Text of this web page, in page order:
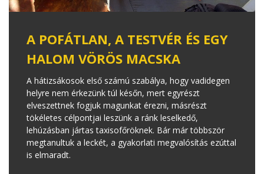
A POFÁTLAN, A TESTVÉR ÉS EGY
HALOM VÖRÖS MACSKA
A hátizsákosok első számú szabálya, hogy vadidegen
helyre nem érkezünk túl későn, mert egyrészt
elveszettnek fogjuk magunkat érezni, másrészt
tökéletes célpontjai leszünk a ránk leselkedő,
lehúzásban jártas taxisofőröknek. Bár már többször
megtanultuk a leckét, a gyakorlati megvalósítás ezúttal
is elmaradt.